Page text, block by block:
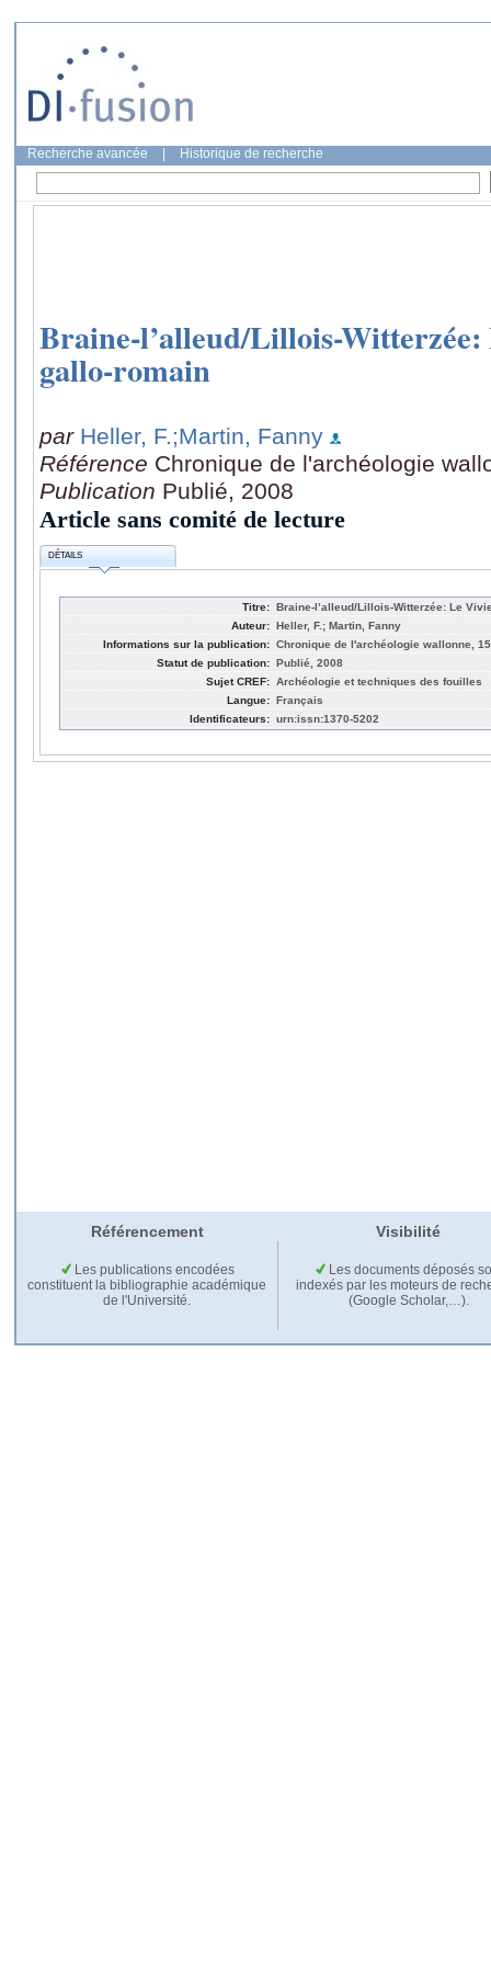
Recherche avancée Historique de recherche
Braine-l’alleud/Lillois-
gallo-romain
par Heller, F.;Martin, Fanny
Référence Chronique de l'archéologie
Publication Publié, 2008
Article sans comité de lecture
DÉTAILS
Titre: Braine-l’alleud/Lillois-Witterzée: Le
Auteur: Heller, F.; Martin, Fanny
Informations sur la publication: Chronique de l'archéologie wallonne,
Statut de publication: Publié, 2008
Sujet CREF: Archéologie et techniques des fouilles
Langue: Français
Identificateurs: urn:issn:1370-5202
Référencement Visibilité
Les publications encodées
constituent la bibliographie académique
de l'Université.
Les documents déposés
indexés par les moteurs de
(Google Scholar,…).